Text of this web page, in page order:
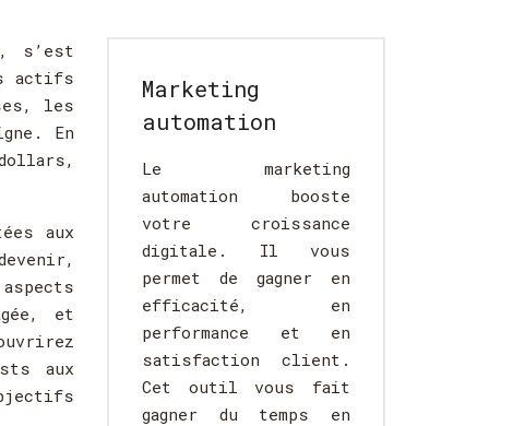
s’est
actifs
les
En
aux
et
aux
Marketing
automation
Le marketing
automation booste
votre croissance
digitale. Il vous
permet de gagner en
efficacité, en
performance et en
satisfaction client.
Cet outil vous fait
gagner du temps en